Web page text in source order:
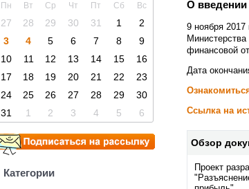
Пн Вт Ср Чт Пт Сб Вс
27 28 29 30 31 1
2
3
4 5 6 7 8
9
10
11 12 13 14 15
16
17
18 19 20 21 22
23
24
25 26 27 28 29
30
31
1 2 3 4 5 6
Категории
О введении
9 ноября 2017
финансовой
Дата
Ссылка на
Обзор
Проект